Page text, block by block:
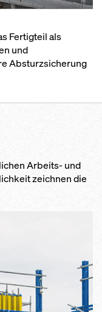
Fertigteil als
und
Absturzsicherung
Arbeits- und
zeichnen die